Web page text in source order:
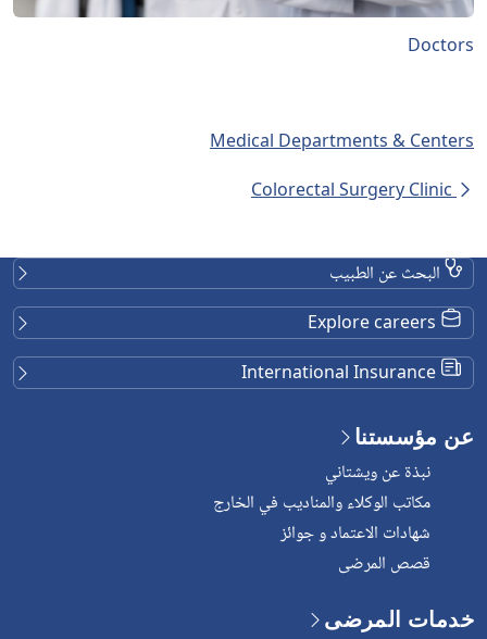
Doctors
Medical Departments & Centers
Colorectal Surgery Clinic
البحث عن الطبيب
عن مؤسستنا
نبذة عن ويشتاني
مكاتب الوكلاء والمناديب في الخارج
شهادات الاعتماد و جوائز
قصص المرضى
خدمات المرضى